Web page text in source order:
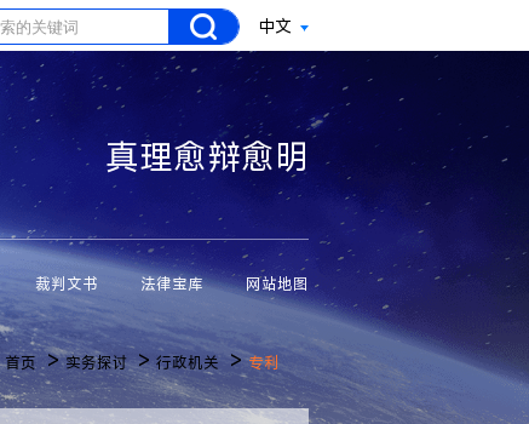
中文
真理愈辩愈明
裁判文书 法律宝库 网站地图
首页 >实务探讨 >行政机关 >专利